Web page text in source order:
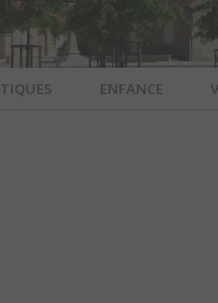
ENFANCE